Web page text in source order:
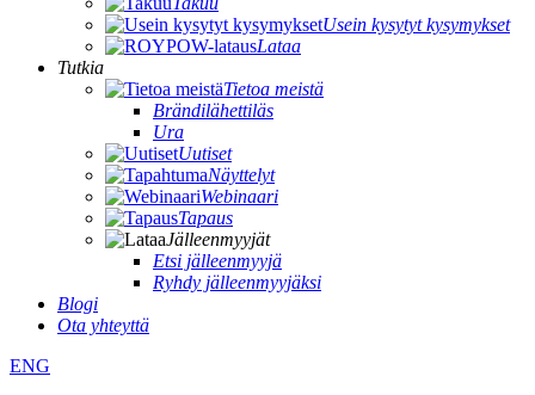
Usein kysytyt kysymykset
Lataa
Tutkia
Tietoa meistä
Brändilähettiläs
Ura
Uutiset
Näyttelyt
Webinaari
Tapaus
Jälleenmyyjät
Etsi jälleenmyyjä
Ryhdy jälleenmyyjäksi
Blogi
Ota yhteyttä
ENG